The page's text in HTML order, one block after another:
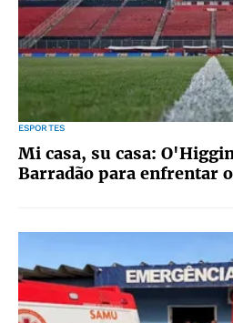
ESPORTES
Mi casa, su casa:
Barradão para enfrentar